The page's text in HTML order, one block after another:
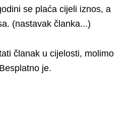
se plaća cijeli iznos, a
(nastavak članka...)
članak u cijelosti, molimo
je.